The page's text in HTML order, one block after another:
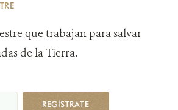
que trabajan para salvar
de la Tierra.
REGÍSTRATE